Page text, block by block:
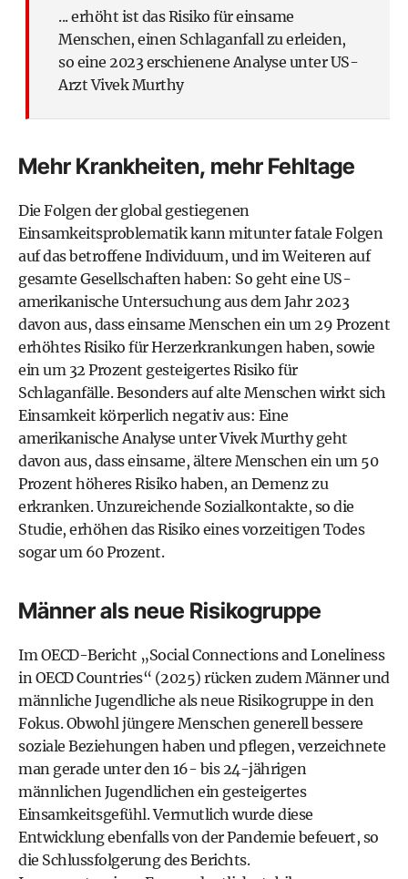
... erhöht ist das Risiko für einsame
Menschen, einen Schlaganfall zu erleiden,
so eine 2023 erschienene Analyse unter US-
Arzt Vivek Murthy
Mehr Krankheiten, mehr Fehltage
Die Folgen der global gestiegenen
Einsamkeitsproblematik kann mitunter fatale Folgen
auf das betroffene Individuum, und im Weiteren auf
gesamte Gesellschaften haben: So geht eine US-
amerikanische Untersuchung aus dem Jahr 2023
davon aus, dass einsame Menschen ein um 29 Prozent
erhöhtes Risiko für Herzerkrankungen haben, sowie
ein um 32 Prozent gesteigertes Risiko für
Schlaganfälle. Besonders auf alte Menschen wirkt sich
Einsamkeit körperlich negativ aus: Eine
amerikanische Analyse unter Vivek Murthy geht
davon aus, dass einsame, ältere Menschen ein um 50
Prozent höheres Risiko haben, an Demenz zu
erkranken. Unzureichende Sozialkontakte, so die
Studie, erhöhen das Risiko eines vorzeitigen Todes
sogar um 60 Prozent.
Männer als neue Risikogruppe
Im OECD-Bericht „Social Connections and Loneliness
in OECD Countries“ (2025) rücken zudem Männer und
männliche Jugendliche als neue Risikogruppe in den
Fokus. Obwohl jüngere Menschen generell bessere
soziale Beziehungen haben und pflegen, verzeichnete
man gerade unter den 16- bis 24-­jährigen
männlichen Jugendlichen ein gesteigertes
Einsamkeitsgefühl. Vermutlich wurde diese
Entwicklung ebenfalls von der Pandemie befeuert, so
die Schlussfolgerung des Berichts.